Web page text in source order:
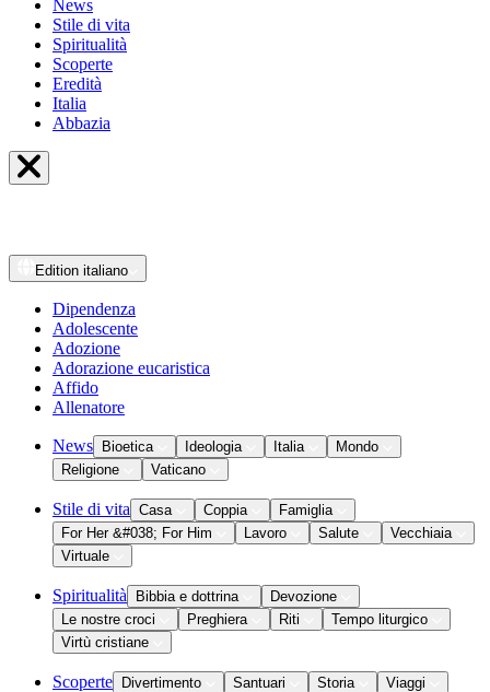
News
Stile di vita
Spiritualità
Scoperte
Eredità
Italia
Abbazia
Edition italiano
Dipendenza
Adolescente
Adozione
Adorazione eucaristica
Affido
Allenatore
News Bioetica Ideologia Italia
Mondo
Religione
Vaticano
Stile di vita Casa Coppia
Famiglia
For Her &#038; For Him
Lavoro Salute
Vecchiaia
Virtuale
Spiritualità Bibbia e dottrina
Devozione
Le nostre croci
Preghiera Riti
Tempo liturgico
Virtù cristiane
Scoperte Divertimento Santuari Storia Viaggi